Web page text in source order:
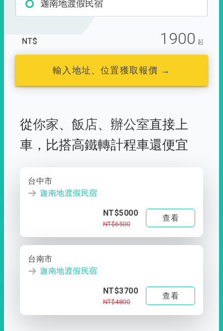
迦南地渡假民宿
NT$ 1900 起
輸入地址、位置獲取報價 →
從你家、 飯店、 辦公室直接上
車， 比搭高鐵轉計程車還便宜
台中市
迦南地渡假民宿
NT$5000
NT$6500
查看
台南市
迦南地渡假民宿
NT$3700
NT$4800
查看